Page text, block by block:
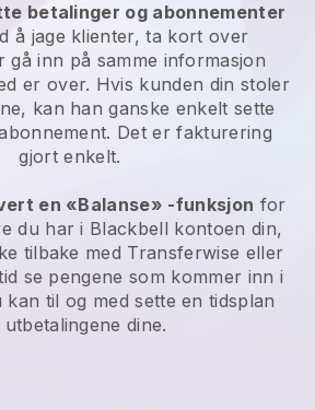
betalinger og abonnementer
å jage klienter, ta kort over
gå inn på samme informasjon
er over. Hvis kunden din stoler
kan han ganske enkelt sette
Det er fakturering
gjort enkelt.
en «Balanse» -funksjon for
du har i Blackbell kontoen din,
tilbake med Transferwise eller
se pengene som kommer inn i
til og med sette en tidsplan
dine.